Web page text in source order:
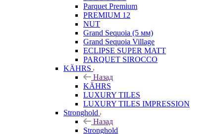
Parquet Premium
PREMIUM 12
NUT
Grand Sequoia (5 мм)
Grand Sequoia Village
ECLIPSE SUPER MATT
PARQUET SIROCCO
KÄHRS
Назад
KÄHRS
LUXURY TILES
LUXURY TILES IMPRESSION
Stronghold
Назад
Stronghold